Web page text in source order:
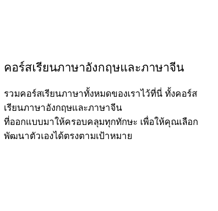
คอร์สเรียนภาษาอังกฤษและภาษาจีน
รวมคอร์สเรียนภาษาทั้งหมดของเราไว้ที่นี่ ทั้งคอร์ส
เรียนภาษาอังกฤษและภาษาจีน
ที่ออกแบบมาให้ครอบคลุมทุกทักษะ เพื่อให้คุณเลือก
พัฒนาตัวเองได้ตรงตามเป้าหมาย